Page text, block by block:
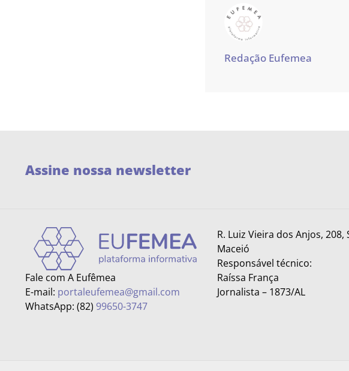
Redação Eufemea
Assine nossa newsletter
Fale com A Eufêmea
E-mail: portaleufemea@gmail.com
WhatsApp: (82) 99650-3747
R. Luiz Vieira dos Anjos, 208,
Maceió
Responsável técnico:
Raíssa França
Jornalista – 1873/AL